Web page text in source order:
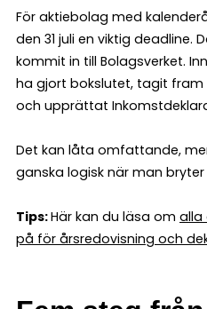
För aktiebolag med
den 31 juli en viktig deadline.
kommit in till Bolagsverket.
ha gjort bokslutet, tagit
och upprättat
Det kan låta omfattande,
ganska logisk när man
Tips:Här kan du läsa om alla
på för årsredovisning och